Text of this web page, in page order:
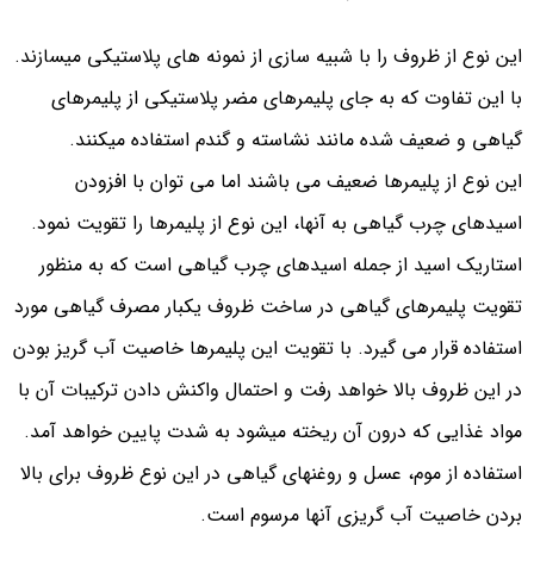
این نوع از ظروف را با شبیه­ سازی از نمونه­ های پلاستیکی می­سازند.
با این تفاوت که به جای پلیمرهای مضر پلاستیکی از پلیمرهای
گیاهی و ضعیف شده مانند نشاسته و گندم استفاده می­کنند.
این نوع از پلیمرها ضعیف می­ باشند اما می­ توان با افزودن
اسیدهای چرب گیاهی به آنها، این نوع از پلیمرها را تقویت نمود.
استاریک اسید از جمله اسیدهای چرب گیاهی است که به منظور
تقویت پلیمرهای گیاهی در ساخت ظروف یکبار مصرف گیاهی مورد
استفاده قرار می­ گیرد. با تقویت این پلیمرها خاصیت آب گریز بودن
در این ظروف بالا خواهد رفت و احتمال واکنش دادن ترکیبات آن با
مواد غذایی که درون آن ریخته می­شود به شدت پایین خواهد آمد.
استفاده از موم، عسل و روغن­های گیاهی در این نوع ظروف برای بالا
بردن خاصیت آب گریزی آنها مرسوم است.